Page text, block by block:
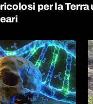
per la Terra